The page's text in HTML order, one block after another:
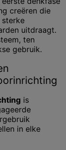
creëren die
uitdraagt.
ten
gebruik.
is
in elke